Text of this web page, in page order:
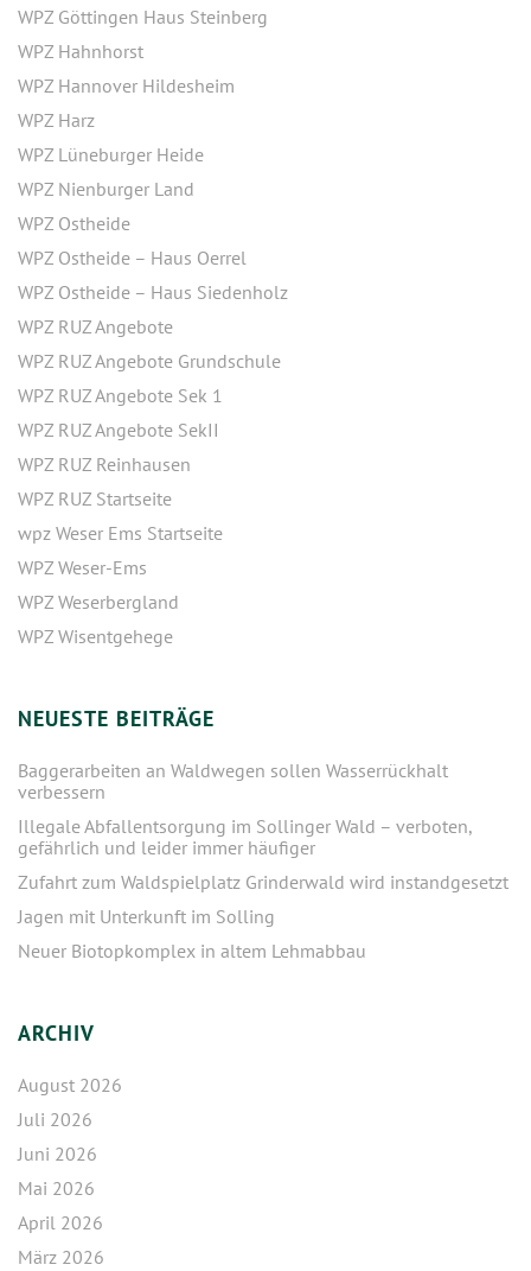
WPZ Göttingen Haus Steinberg
WPZ Hahnhorst
WPZ Hannover Hildesheim
WPZ Harz
WPZ Lüneburger Heide
WPZ Nienburger Land
WPZ Ostheide
WPZ Ostheide – Haus Oerrel
WPZ Ostheide – Haus Siedenholz
WPZ RUZ Angebote
WPZ RUZ Angebote Grundschule
WPZ RUZ Angebote Sek 1
WPZ RUZ Angebote SekII
WPZ RUZ Reinhausen
WPZ RUZ Startseite
wpz Weser Ems Startseite
WPZ Weser-Ems
WPZ Weserbergland
WPZ Wisentgehege
NEUESTE BEITRÄGE
Baggerarbeiten an Waldwegen sollen Wasserrückhalt
verbessern
Illegale Abfallentsorgung im Sollinger Wald – verboten,
gefährlich und leider immer häufiger
Zufahrt zum Waldspielplatz Grinderwald wird instandgesetzt
Jagen mit Unterkunft im Solling
Neuer Biotopkomplex in altem Lehmabbau
ARCHIV
August 2026
Juli 2026
Juni 2026
Mai 2026
April 2026
März 2026